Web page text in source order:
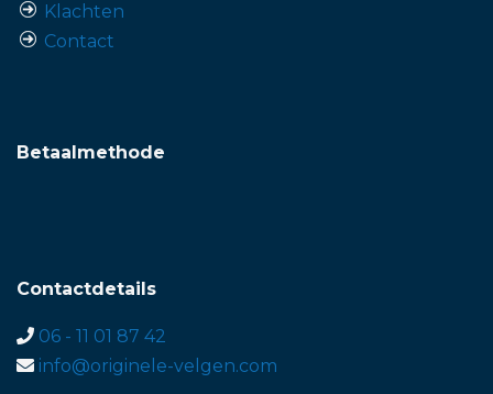
Klachten
Contact
Betaalmethode
Contactdetails
06 - 11 01 87 42
info@originele-velgen.com